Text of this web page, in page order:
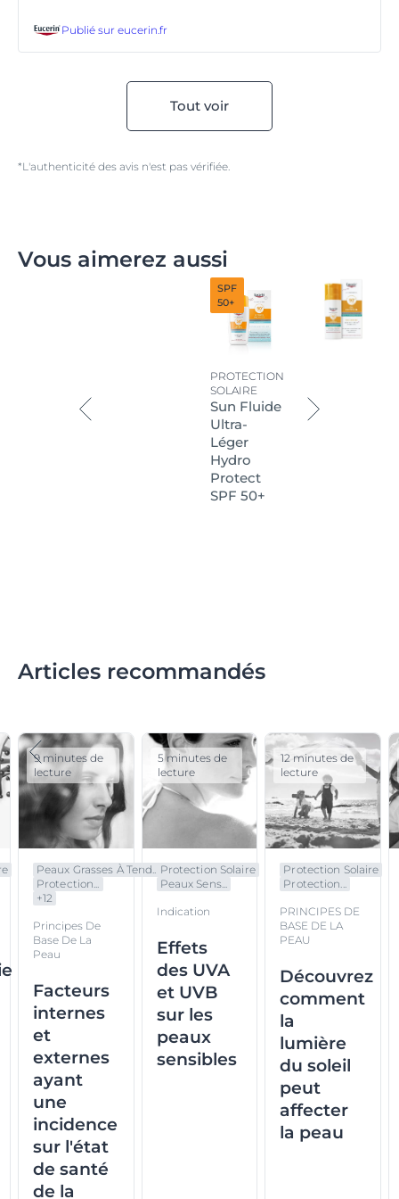
Publié sur eucerin.fr
Tout voir
*L'authenticité des avis n'est pas vérifiée.
Vous aimerez aussi
SPF
50+
PROTECTION
SOLAIRE
Sun Fluide
Ultra-
Léger
Hydro
Protect
SPF 50+
Articles recommandés
Peaux Grasses À Tend...
Protection...
+12
Principes De
Base De La
Peau
Facteurs
internes
et
externes
ayant
une
incidence
sur l'état
de santé
de la
9 minutes de
lecture
Protection Solaire
Peaux Sens...
Indication
Effets
des UVA
et UVB
sur les
peaux
sensibles
5 minutes de
lecture
Protection Solaire
Protection...
PRINCIPES DE
BASE DE LA
PEAU
Découvrez
comment
la
lumière
du soleil
peut
affecter
la peau
12 minutes de
lecture